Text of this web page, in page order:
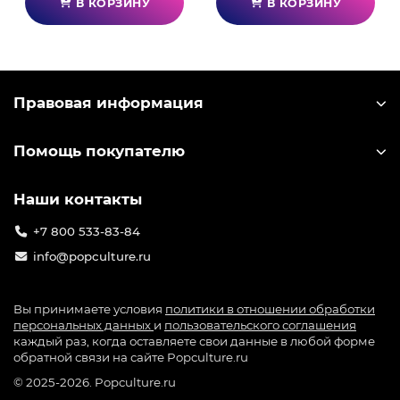
В КОРЗИНУ В КОРЗИНУ
Правовая информация
Помощь покупателю
Наши контакты
+7 800 533-83-84
info@popculture.ru
Вы принимаете условия политики в отношении обработки
персональных данных и пользовательского соглашения
каждый раз, когда оставляете свои данные в любой форме
обратной связи на сайте Popculture.ru
© 2025-2026. Popculture.ru